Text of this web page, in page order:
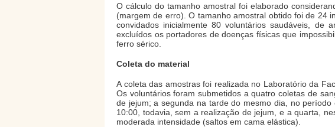
O cálculo do tamanho amostral foi elaborado
(margem de erro). O tamanho amostral obtido foi de 24
convidados inicialmente 80 voluntários saudáveis,
excluídos os portadores de doenças físicas que
ferro sérico.
Coleta do material
A coleta das amostras foi realizada no Laboratório da
Os voluntários foram submetidos a quatro coletas de
de jejum; a segunda na tarde do mesmo dia, no
10:00, todavia, sem a realização de jejum, e a quarta,
moderada intensidade (saltos em cama elástica).